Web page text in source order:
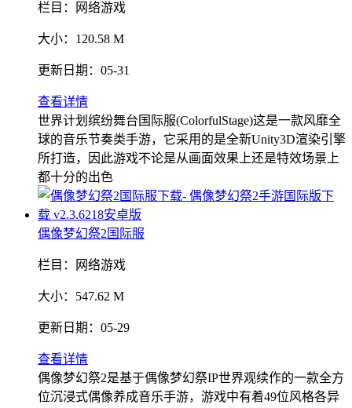
栏目： 网络游戏
大小： 120.58 M
更新日期： 05-31
查看详情
世界计划缤纷舞台国际服(ColorfulStage)这是一款风靡全
球的音乐节奏类手游，它采用的是全新Unity3D渲染引擎
所打造，因此游戏不论是从画面效果上还是特效场景上
都十分的出色
偶像梦幻祭2国际服
栏目： 网络游戏
大小： 547.62 M
更新日期： 05-29
查看详情
偶像梦幻祭2是基于偶像梦幻祭IP世界观续作的一款全方
位沉浸式偶像养成音乐手游，游戏中有着49位风格各异